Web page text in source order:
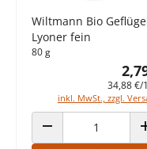
Wiltmann Bio
Lyoner fein
80 g
34,88 €/
inkl. MwSt., zzgl.
ANZAHL VERRINGERN